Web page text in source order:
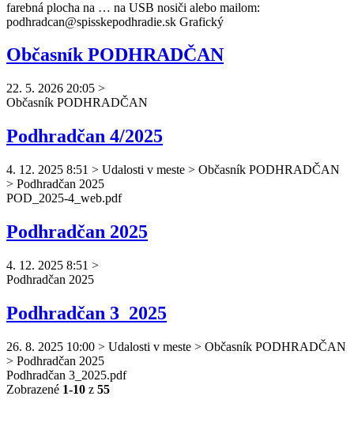
farebná plocha na … na USB nosiči alebo mailom:
podhradcan@spisskepodhradie.sk Grafický
Občasník PODHRADČAN
22. 5. 2026 20:05 >
Občasník PODHRADČAN
Podhradčan 4/2025
4. 12. 2025 8:51 > Udalosti v meste > Občasník PODHRADČAN
> Podhradčan 2025
POD_2025-4_web.pdf
Podhradčan 2025
4. 12. 2025 8:51 >
Podhradčan 2025
Podhradčan 3_2025
26. 8. 2025 10:00 > Udalosti v meste > Občasník PODHRADČAN
> Podhradčan 2025
Podhradčan 3_2025.pdf
Zobrazené 1-10 z 55